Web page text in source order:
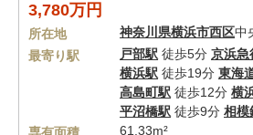
3,780万円
所在地 神奈川県横浜市西区中
最寄り駅
戸部駅 徒歩5分 京浜急
横浜駅 徒歩19分 東海
高島町駅 徒歩12分 横
平沼橋駅 徒歩9分 相模
61.33m²